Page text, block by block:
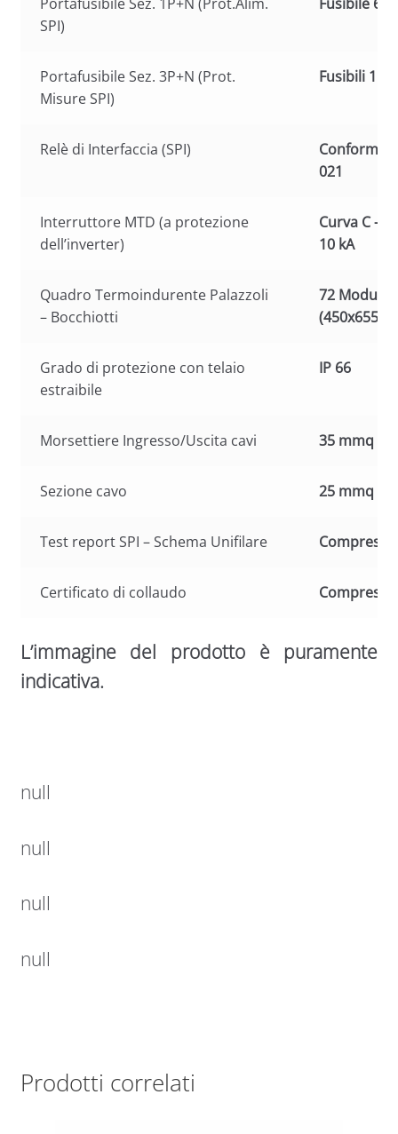
SPI)
Portafusibile Sez. 3P+N (Prot.
Misure SPI)
Fusibili 1 A
Relè di Interfaccia (SPI)
Conforme
021
Interruttore MTD (a protezione
dell’inverter)
Curva C –
10 kA
Quadro Termoindurente Palazzoli
– Bocchiotti
72 Moduli
Grado di protezione con telaio
estraibile
IP 66
Morsettiere Ingresso/Uscita cavi 35 mmq
Sezione cavo 25 mmq
Test report SPI – Schema Unifilare Compreso
Certificato di collaudo Compreso
L’immagine del prodotto è puramente
indicativa.
null
null
null
null
Prodotti correlati